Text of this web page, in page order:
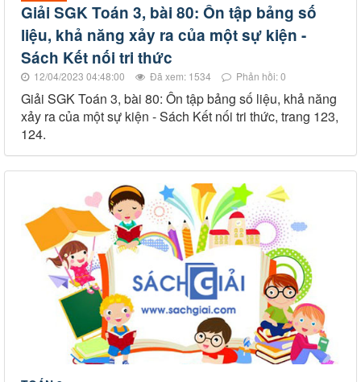
Giải SGK Toán 3, bài 80: Ôn tập bảng số
liệu, khả năng xảy ra của một sự kiện -
Sách Kết nối tri thức
12/04/2023 04:48:00 Đã xem: 1534 Phản hồi: 0
Giải SGK Toán 3, bài 80: Ôn tập bảng số liệu, khả năng
xảy ra của một sự kiện - Sách Kết nối tri thức, trang 123,
124.